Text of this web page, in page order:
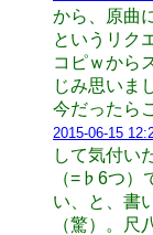
から、原曲
というリク
コピｗから
じみ思いま
今だったら
2015-06-15
して気付い
（=♭6つ）
い、と、書
（驚）。尺